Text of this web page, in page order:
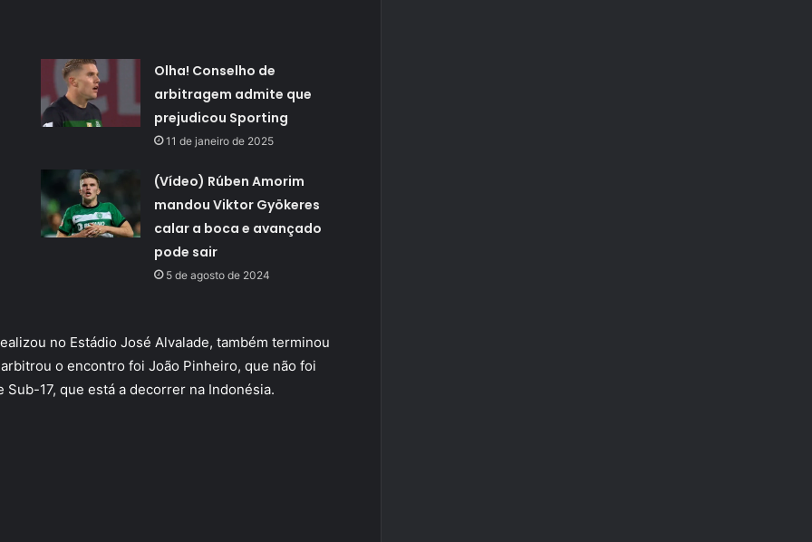
Olha! Conselho de
arbitragem admite que
prejudicou Sporting
11 de janeiro de 2025
(Vídeo) Rúben Amorim
mandou Viktor Gyökeres
calar a boca e avançado
pode sair
5 de agosto de 2024
no Estádio José Alvalade, também terminou
o encontro foi João Pinheiro, que não foi
17, que está a decorrer na Indonésia.